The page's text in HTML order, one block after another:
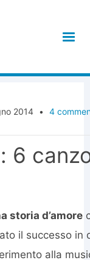
2014 • 4
6
storia d’amore
il successo in
alla